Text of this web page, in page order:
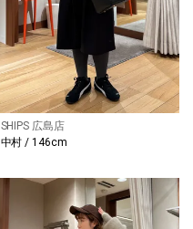
SHIPS 広島店
中村 / 146cm